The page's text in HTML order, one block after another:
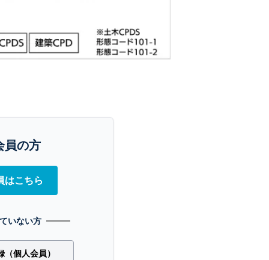
員の方
はこちら
いない方
個人会員）